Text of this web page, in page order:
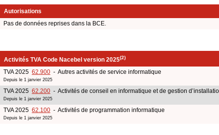
Autorisations
Pas de données reprises dans la BCE.
Activités TVA Code Nacebel version 2025(2)
TVA 2025 62.900 - Autres activités de service informatique
Depuis le 1 janvier 2025
TVA 2025 62.200 - Activités de conseil en informatique et de gestion
Depuis le 1 janvier 2025
TVA 2025 62.100 - Activités de programmation informatique
Depuis le 1 janvier 2025